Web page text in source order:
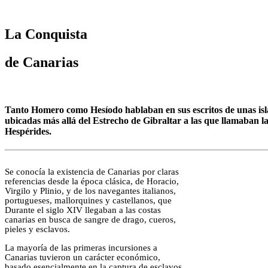
La Conquista
de Canarias
Tanto Homero como Hesíodo hablaban en sus escritos de unas
ubicadas más allá del Estrecho de Gibraltar a las que llamaban
Hespérides.
Se conocía la existencia de Canarias por claras
referencias desde la época clásica, de Horacio,
Virgilo y Plinio, y de los navegantes italianos,
portugueses, mallorquines y castellanos, que
Durante el siglo XIV llegaban a las costas
canarias en busca de sangre de drago, cueros,
pieles y esclavos.
La mayoría de las primeras incursiones a
Canarias tuvieron un carácter económico,